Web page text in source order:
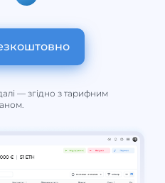
— згідно з тарифним